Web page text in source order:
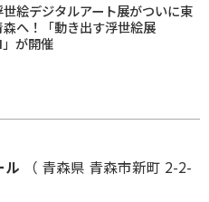
絵デジタルアート展がついに東
へ！「動き出す浮世絵展
が開催
ル （ 青森県 青森市新町 2-2-